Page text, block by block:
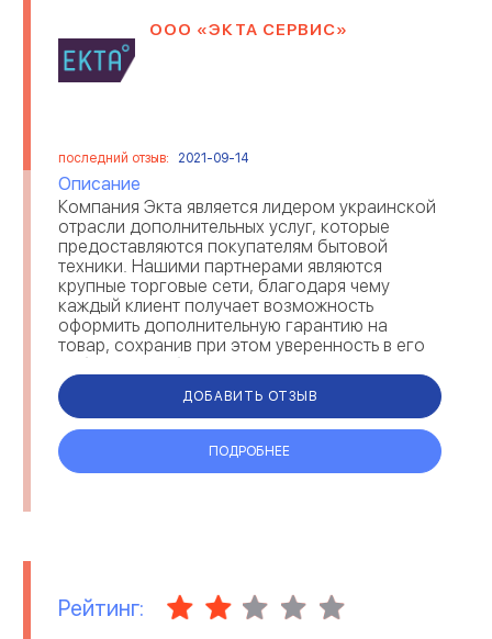
ООО «ЭКТА СЕРВИС»
последний отзыв: 2021-09-14
Описание
Компания Экта является лидером украинской
отрасли дополнительных услуг, которые
предоставляются покупателям бытовой
техники. Нашими партнерами являются
крупные торговые сети, благодаря чему
каждый клиент получает возможность
оформить дополнительную гарантию на
товар, сохранив при этом уверенность в его
работоспособности и длительном сроке
эксплуатации. Ежедневно в наш...
ДОБАВИТЬ ОТЗЫВ
ПОДРОБНЕЕ
Рейтинг: